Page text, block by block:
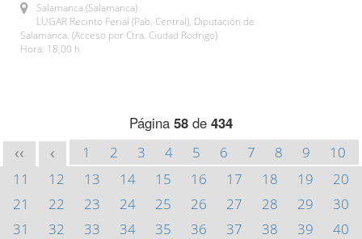
Salamanca (Salamanca)
LUGAR Recinto Ferial (Pab. Central), Diputación de
Salamanca. (Acceso por Ctra. Ciudad Rodrigo)
Hora: 18,00 h
Página 58 de 434
<< < 1 2 3 4 5 6 7 8 9
10
11
12 13 14 15 16 17 18 19
20
21
22 23 24 25 26 27 28 29
30
31
32 33 34 35 36 37 38 39
40